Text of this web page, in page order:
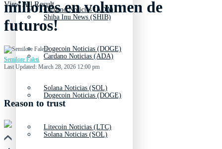
Cardano Noticias (ADA)
Dogecoin Noticias (DOGE)
Solana Noticias (SOL)
Litecoin Noticias (LTC)
Shiba Inu News (SHIB)
Cardano Noticias (ADA)
Dogecoin Noticias (DOGE)
Solana Noticias (SOL)
View All Result
millones en volumen de
futuros!
Semilore Faleti
Last Updated: March 28, 2026 12:00 pm
Reason to trust